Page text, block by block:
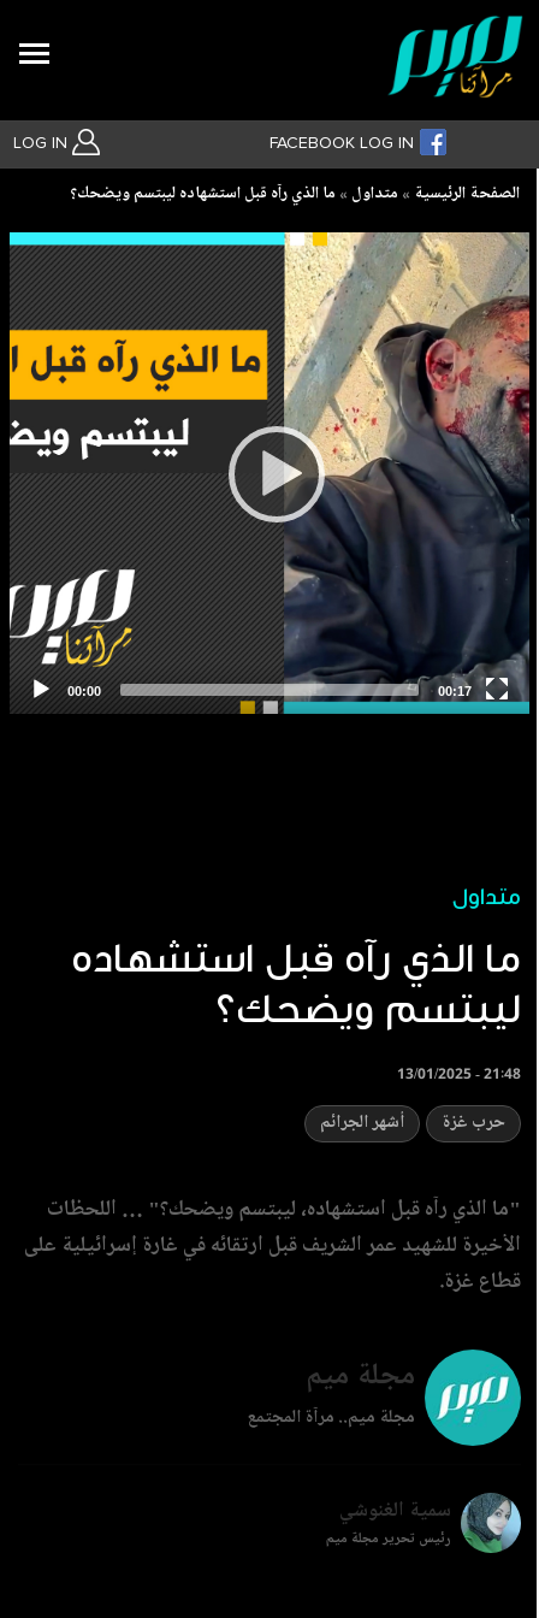
LOG IN FACEBOOK LOG IN
بحث متقدم
Breadcrumb
الصفحة الرئيسية متداول ما الذي رآه قبل استشهاده ليبتسم ويضحك؟
متداول
ما الذي رآه قبل استشهاده
ليبتسم ويضحك؟
13/01/2025 - 21:48
حرب غزة أشهر الجرائم
"ما الذي رآه قبل استشهاده، ليبتسم ويضحك؟" … اللحظات
الأخيرة للشهيد عمر الشريف قبل ارتقائه في غارة إسرائيلية على
قطاع غزة.
مجلة ميم
مجلة ميم.. مرآة المجتمع
سمية الغنوشي
رئيس تحرير مجلة ميم